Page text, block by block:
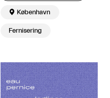
 København
Fernisering